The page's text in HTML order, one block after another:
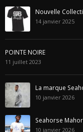
Nouvelle
14 janvier 2025
POINTE NOIRE
11 juillet 2023
La marque
10 janvier 2026
Seahorse
10 janvier 2026